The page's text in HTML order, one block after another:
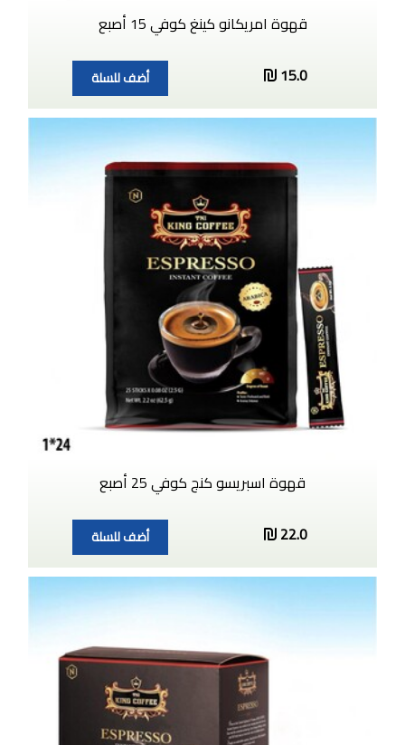
قهوة امريكانو كينغ كوفي 15 أصبع
15.0
أضف للسلة
قهوة اسبريسو كنج كوفي 25 أصبع
22.0
أضف للسلة